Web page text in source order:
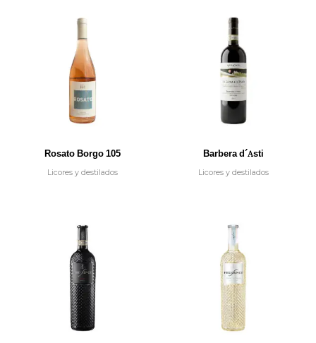
Rosato Borgo 105
Licores y destilados
Barbera d´Asti
Licores y destilados